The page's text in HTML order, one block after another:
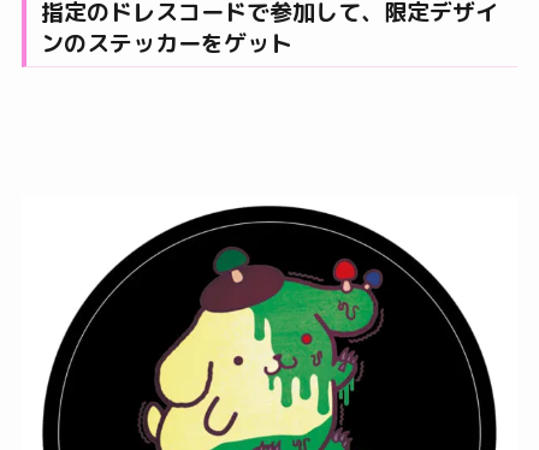
指定のドレスコードで参加して、限定デザイ
ンのステッカーをゲット